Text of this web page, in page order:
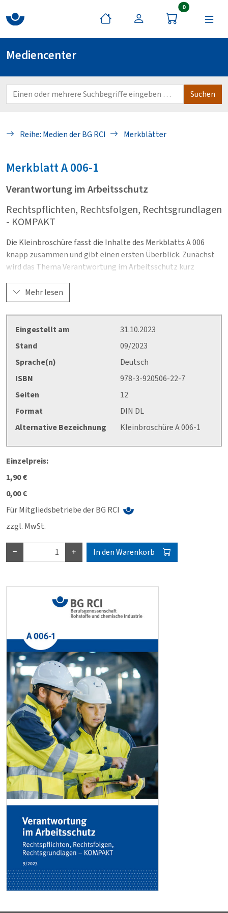
0Artikel im
Mediencenter
Reihe: Medien der BG RCI Merkblätter
MerkblattA 006-1
Verantwortung im Arbeitsschutz
Rechtspflichten, Rechtsfolgen, Rechtsgrundlagen
- KOMPAKT
Die Kleinbroschüre fasst die Inhalte des Merkblatts A 006
knapp zusammen und gibt einen ersten Überblick. Zunächst
wird das Thema Verantwortung im Arbeitsschutz kurz
Unternehmensleitung und weiterer Personen im
Arbeitsschutz eingegangen. In einem dritten Abschnitt
werden mögliche Rechtsfolgen bei Pflichtverletzungen
erläutert.
Mehr lesen
Eingestellt am
31.10.2023
Stand
09/2023
Sprache(n)
Deutsch
ISBN
978-3-920506-22-7
Seiten
12
Format
DIN DL
Alternative Bezeichnung
Kleinbroschüre A 006-1
Einzelpreis:
1,90 €
0,00 €
Für Mitgliedsbetriebe der BG RCI
zzgl. MwSt.
In den Warenkorb